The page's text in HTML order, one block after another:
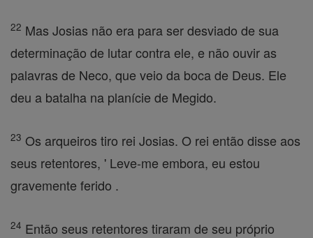
22 Mas Josias não era para ser desviado de sua
determinação de lutar contra ele, e não ouvir as
palavras de Neco, que veio da boca de Deus. Ele
deu a batalha na planície de Megido.
23 Os arqueiros tiro rei Josias. O rei então disse aos
seus retentores, ' Leve-me embora, eu estou
gravemente ferido .
24 Então seus retentores tiraram de seu próprio